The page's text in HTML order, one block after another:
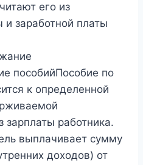
его из
и заработной платы
пособийПособие по
к определенной
зарплаты работника.
выплачивает сумму
доходов) от